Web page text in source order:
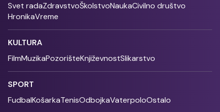
Svet radaZdravstvoŠkolstvoNaukaCivilno društvo
HronikaVreme
KULTURA
FilmMuzikaPozorišteKnjiževnostSlikarstvo
SPORT
FudbalKošarkaTenisOdbojkaVaterpoloOstalo